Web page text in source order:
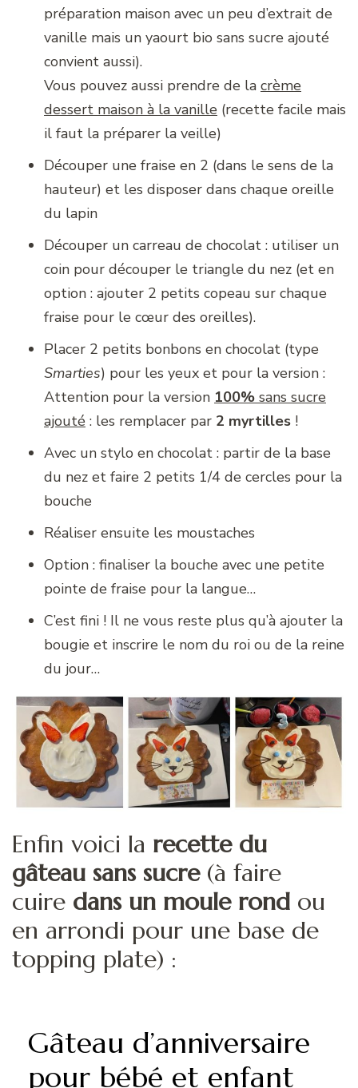
préparation maison avec un peu d’extrait de
vanille mais un yaourt bio sans sucre ajouté
convient aussi).
Vous pouvez aussi prendre de la crème
dessert maison à la vanille (recette facile mais
il faut la préparer la veille)
Découper une fraise en 2 (dans le sens de la
hauteur) et les disposer dans chaque oreille
du lapin
Découper un carreau de chocolat : utiliser un
coin pour découper le triangle du nez (et en
option : ajouter 2 petits copeau sur chaque
fraise pour le cœur des oreilles).
Placer 2 petits bonbons en chocolat (type
Smarties) pour les yeux et pour la version :
Attention pour la version 100% sans sucre
ajouté : les remplacer par 2 myrtilles !
Avec un stylo en chocolat : partir de la base
du nez et faire 2 petits 1/4 de cercles pour la
bouche
Réaliser ensuite les moustaches
Option : finaliser la bouche avec une petite
pointe de fraise pour la langue…
C’est fini ! Il ne vous reste plus qu’à ajouter la
bougie et inscrire le nom du roi ou de la reine
du jour…
Enfin voici la recette du
gâteau sans sucre(à faire
cuire dans un moule rond ou
en arrondi pour une base de
topping plate) :
Gâteau d’anniversaire
pour bébé et enfant